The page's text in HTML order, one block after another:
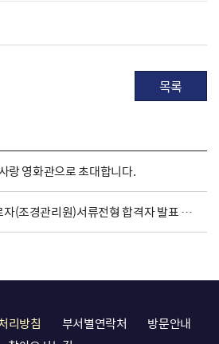
목록
랑 영화관으로 초대합니다.
공무직근로자(조경관리원)서류전형 합격자 발표 및 면접시험 일정안내
리방침 부서별연락처
방문안내